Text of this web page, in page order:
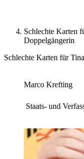
Schlechte Karten
Doppelgängerin
Schlechte Karten für
Marco Krefting
Staats- und